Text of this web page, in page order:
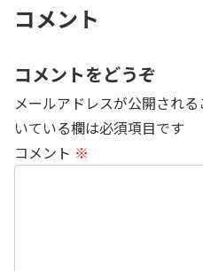
コメント
コメントをどうぞ
メールアドレスが公開される
いている欄は必須項目です
コメント ※